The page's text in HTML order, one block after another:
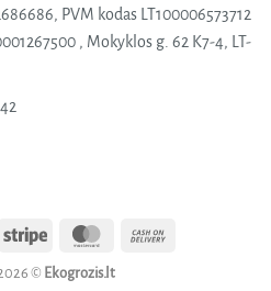
PVM kodas LT100006573712
, Mokyklos g. 62 K7-4, LT-
Stripe MasterCard
© Ekogrozis.lt